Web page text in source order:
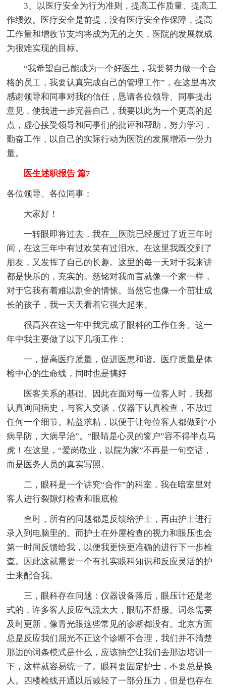
3、以医疗安全为行为准则，提高工作质量、提高工
作绩效。医疗安全是前提，没有医疗安全作保障，提高
工作量和增收节支均将成为无的之矢，医院的发展就成
为很难实现的目标。
“我希望自己能成为一个好医生，我要努力做一个合
格的员工，我要认真完成自己的管理工作”，在这里再次
感谢领导和同事对我的信任，恳请各位领导、同事提出
意见，使我进一步完善自己，我要以此为一个更高的起
点，虚心接受领导和同事们的批评和帮助，努力学习，
勤奋工作，以自己的实际行动为医院的发展增添一份力
量。
医生述职报告 篇7
各位领导、各位同事：
大家好！
一转眼即将过去，我在__医院已经度过了近三年时
间，在这三年中有过欢笑有过泪水。在这里我既交到了
朋友，又发挥了自己的长趣。这里的每一天对于我来讲
都是快乐的，充实的。慈铭对我而言就像一个家一样，
对于它我有着难以割舍的情愫。当然它也像一个茁壮成
长的孩子，我一天天看着它强大起来。
很高兴在这一年中我完成了眼科的工作任务。这一
年中我主要做了以下几项工作：
一，提高医疗质量，促进医患和谐。医疗质量是体
检中心的生命线，同时也是搞好
医客关系的基础。因此在面对每一位客人时，我都
认真询问病史，与客人交谈，仪器下认真检查，不放过
任何一个细节。精益求精，以便于让每位客人都做到“小
病早防，大病早治”。“眼睛是心灵的窗户”容不得半点马
虎！在这里，“爱岗敬业，以院为家”不再是一句空话，
而是医务人员的真实写照。
二，眼科是一个讲究“合作”的科室，我在暗室里对
客人进行裂隙灯检查和眼底检
查时，所有的问题都是反馈给护士，再由护士进行
录入到电脑里的。而护士在外屋检查的视力和眼压也会
第一时间反馈给我，以便我更快更准确的进行下一步检
查。因此这就需要一个有扎实眼科知识和反应灵活的护
士来配合我。
三，眼科存在问题：仪器设备落后，眼压计还是老
式的，许多客人反应气流太大，眼睛不舒服。词条需要
及时更新，像青光眼这些常见的诊断都没有。北京方面
总是反应我们屈光不正这个诊断不合理，我们并不清楚
那边的词条模式是什么，应该抽空让我们去那边培训一
下，这样就容易统一了。眼科要固定护士，不要总是换
人。四楼检线开通以后减轻了一部分压力，但是也存在